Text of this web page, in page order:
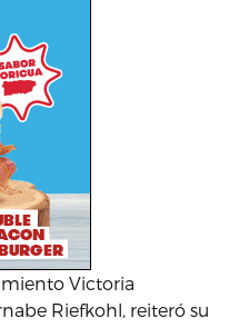
Victoria
Riefkohl, reiteró su